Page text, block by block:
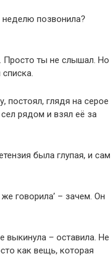
позвонила?
Просто ты не слышал. Но
постоял, глядя на серое
рядом и взял её за
была глупая, и сам
говорила’ – зачем. Он
выкинула – оставила. Не
как вещь, которая